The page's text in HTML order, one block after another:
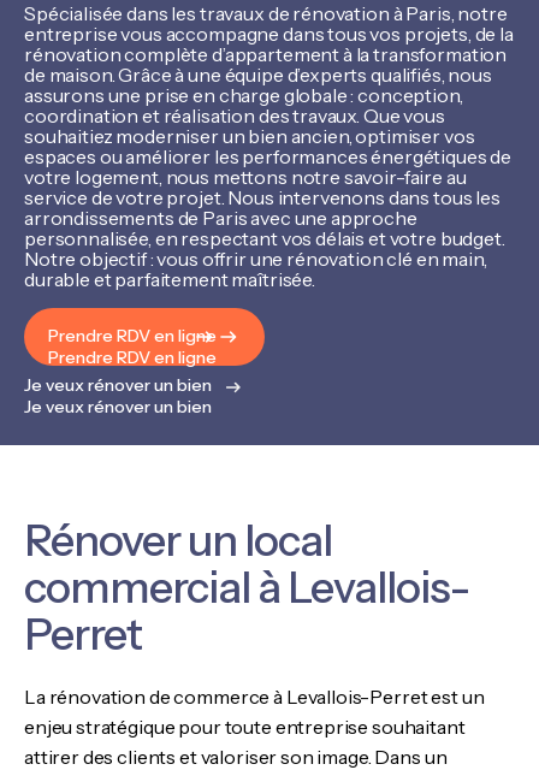
Spécialisée dans les travaux de rénovation à Paris, notre
entreprise vous accompagne dans tous vos projets, de la
rénovation complète d’appartement à la transformation
de maison. Grâce à une équipe d’experts qualifiés, nous
assurons une prise en charge globale : conception,
coordination et réalisation des travaux. Que vous
souhaitiez moderniser un bien ancien, optimiser vos
espaces ou améliorer les performances énergétiques de
votre logement, nous mettons notre savoir-faire au
service de votre projet. Nous intervenons dans tous les
arrondissements de Paris avec une approche
personnalisée, en respectant vos délais et votre budget.
Notre objectif : vous offrir une rénovation clé en main,
durable et parfaitement maîtrisée.
Prendre RDV en ligne
Prendre RDV en ligne
Je veux rénover un bien
Je veux rénover un bien
Rénover un local
commercial à Levallois-
Perret
La rénovation de commerce à Levallois-Perret est un
enjeu stratégique pour toute entreprise souhaitant
attirer des clients et valoriser son image. Dans un